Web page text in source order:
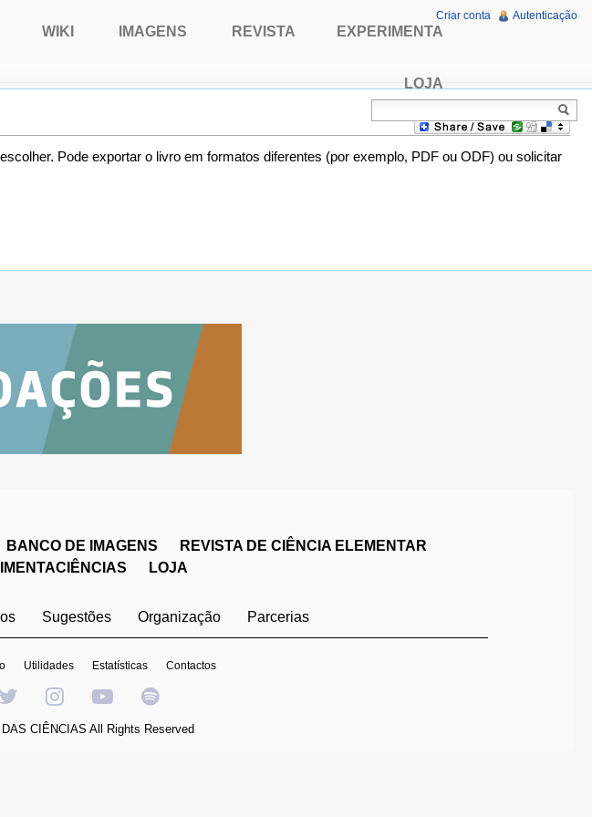
Pode exportar o livro em formatos diferentes (por exemplo, PDF ou ODF) ou solicitar
WIKI IMAGENS REVISTA EXPERIMENTA
LOJA
Criar conta Autenticação
BANCO DE IMAGENS
REVISTA DE CIÊNCIA ELEMENTAR
LOJA
Sugestões Organização Parcerias
Utilidades Estatísticas Contactos
CIÊNCIAS All Rights Reserved